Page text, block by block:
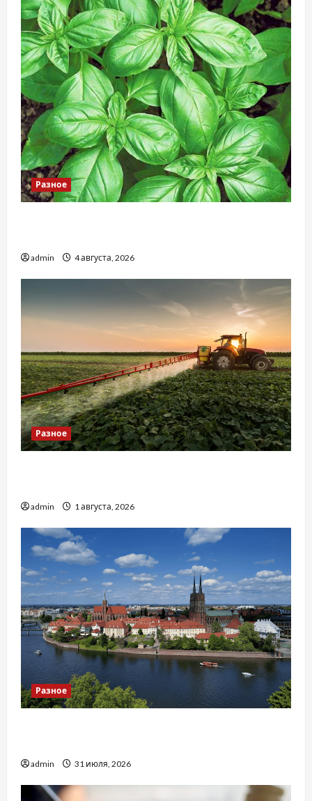
Разное
admin 4 августа, 2026
Разное
admin 1 августа, 2026
Разное
admin 31 июля, 2026